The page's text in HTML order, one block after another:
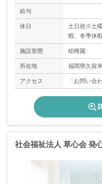
給与
休日
土日祝※土
暇、冬季休
施設形態 幼稚園
所在地 福岡県久留
アクセス 「お問い合
社会福祉法人 草心会 発